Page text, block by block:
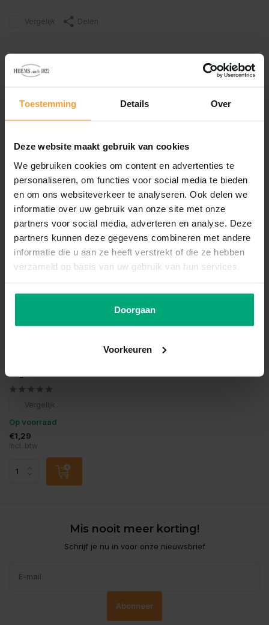
Toestemming Details Over
Deze website maakt gebruik van cookies
We gebruiken cookies om content en advertenties te
personaliseren, om functies voor social media te bieden
en om ons websiteverkeer te analyseren. Ook delen we
informatie over uw gebruik van onze site met onze
partners voor social media, adverteren en analyse. Deze
partners kunnen deze gegevens combineren met andere
informatie die u aan ze heeft verstrekt of die ze hebben
verzameld op basis van uw gebruik van hun services.
Doorgaan
Voorkeuren
Vergelijk Delen
Reviews
Er zijn nog geen reviews geschreven over dit product..
Schrijf je eigen review
Recent bekeken
Vergelijk
Op voorraad
€1,29
Incl. btw
Mis nooit meer korting!
Schrijf je nu in voor onze nieuwsbrief
Abonneer